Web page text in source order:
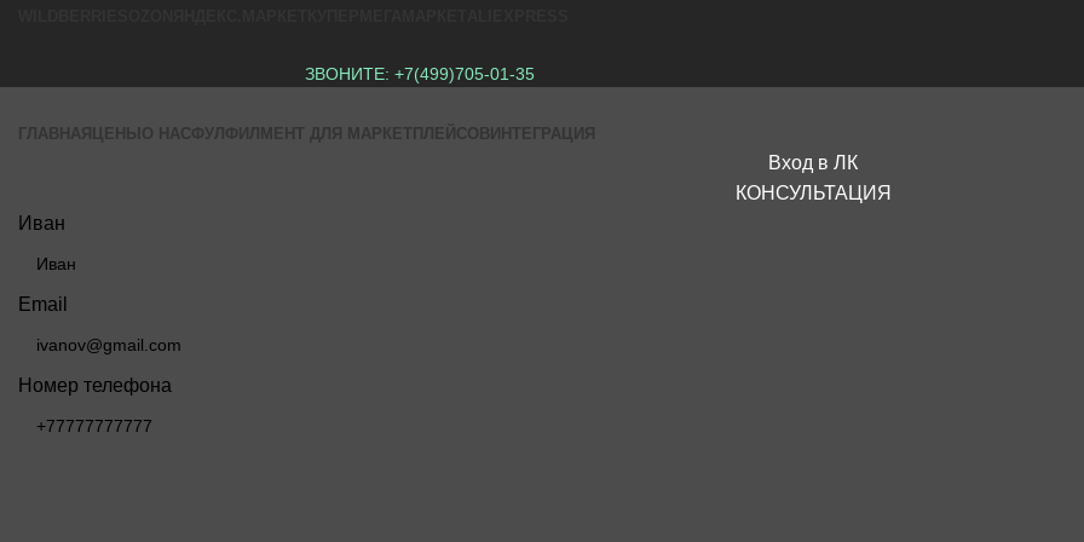
ЗВОНИТЕ: +7(499)705-01-35
ГЛАВНАЯ ЦЕНЫ О НАСФУЛФИЛМЕНТ ДЛЯ МАРКЕТПЛЕЙСОВ ИНТЕГРАЦИЯ
Вход в ЛК
КОНСУЛЬТАЦИЯ
Иван
Email
Номер телефона